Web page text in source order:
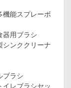
機能スプレーボ
器用ブラシ
シンククリーナ
ブラシ
イレブラシセッ